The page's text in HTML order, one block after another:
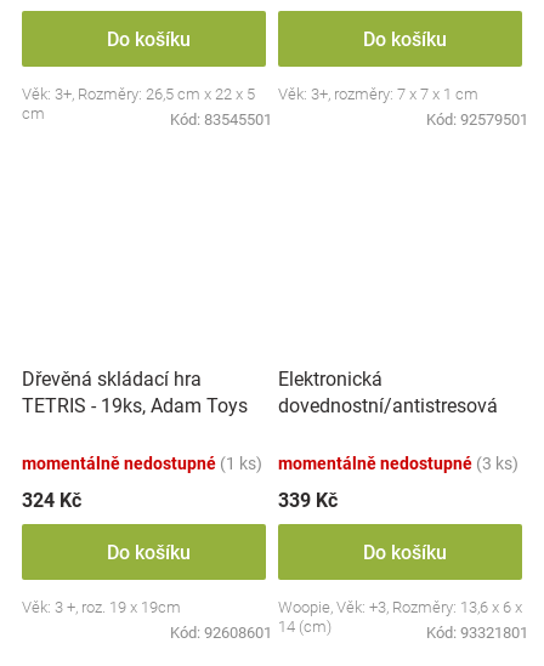
Do košíku
Věk: 3+, Rozměry: 26,5 cm x 22 x 5
cm
Kód: 83545501
Do košíku
Věk: 3+, rozměry: 7 x 7 x 1 cm
Kód: 92579501
Dřevěná skládací hra
TETRIS - 19ks, Adam Toys
momentálně nedostupné (1 ks)
324 Kč
Do košíku
Věk: 3 +, roz. 19 x 19cm
Kód: 92608601
Elektronická
dovednostní/antistresová
momentálně nedostupné (3 ks)
339 Kč
Do košíku
Woopie, Věk: +3, Rozměry: 13,6 x 6 x
14 (cm)
Kód: 93321801